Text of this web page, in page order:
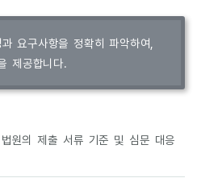
요구사항을 정확히 파악하여,
제공합니다.
원의 제출 서류 기준 및 심문 대응